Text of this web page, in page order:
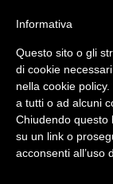
Informativa
Questo sito o gli
di cookie
nella cookie
a tutti o ad alcuni
Chiudendo questo
su un link o
acconsenti all’uso